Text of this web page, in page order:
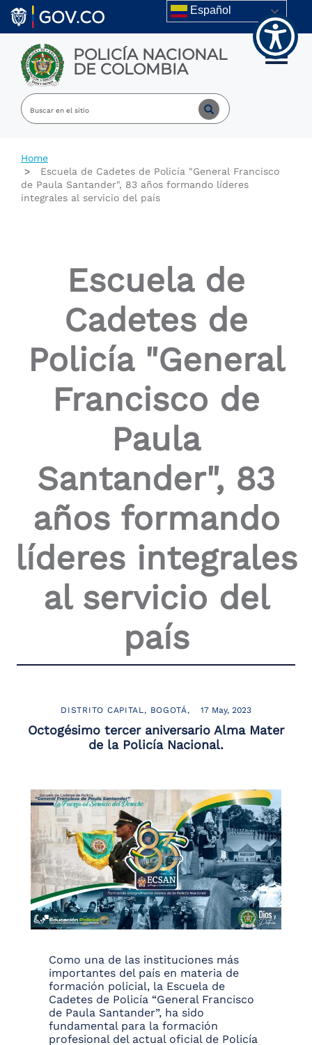
Welcome
All
Accessibility
screen
reader.
Accessibility
screen
Skip to main content Español
POLICÍA NACIONAL
DE COLOMBIA Toggle
Home
Escuela de Cadetes de Policía "General Francisco
de Paula Santander", 83 años formando líderes
integrales al servicio del país
Escuela de
Cadetes de
Policía "General
Francisco de
Paula
Santander", 83
años formando
líderes integrales
al servicio del
país
DISTRITO CAPITAL BOGOTÁ 17 May, 2023
Octogésimo tercer aniversario Alma Mater
de la Policía Nacional.
Como una de las instituciones más
importantes del país en materia de
formación policial, la Escuela de
Cadetes de Policía “General Francisco
de Paula Santander”, ha sido
fundamental para la formación
profesional del actual oficial de Policía